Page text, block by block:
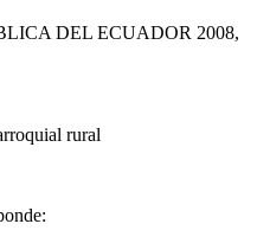
DEL ECUADOR 2008,
rural